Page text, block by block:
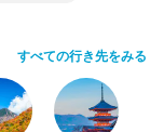
すべての行き先をみる